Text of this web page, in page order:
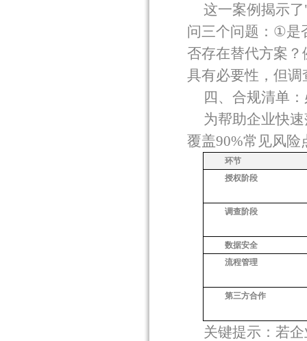
这一案例揭示了
问三个问题： ①是
否存在替代方案
具有必要性，但
四、合规清单
为帮助企业快
覆盖90%常见风险
环节
授权阶段
调查阶段
数据安全
流程管理
第三方合作
关键提示：若